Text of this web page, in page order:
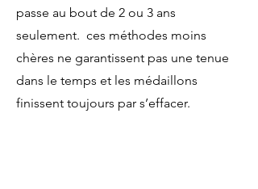
passe au bout de 2 ou 3 ans
seulement. ces méthodes moins
chères ne garantissent pas une tenue
dans le temps et les médaillons
finissent toujours par s’effacer.